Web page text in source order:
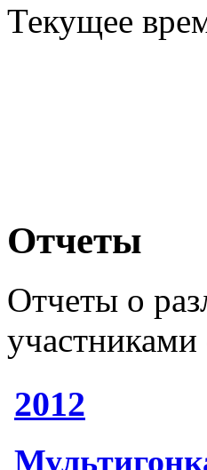
Текущее
Отчеты
Отчеты о
2012